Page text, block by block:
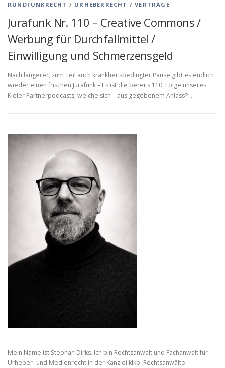
RUNDFUNKRECHT / URHEBERRECHT /VERTRÄGE
Jurafunk Nr. 110 – Creative Commons /
Werbung für Durchfallmittel /
Einwilligung und Schmerzensgeld
Nach längerer, zum Teil auch krankheitsbedingter Pause gibt es endlich
wieder einen frischen Jurafunk – Es ist die bereits 110. Folge unseres
Kieler Partnerpodcasts, welche sich – aus gegebenem Anlass? …
Mein Name ist Stephan Dirks. Ich bin Rechtsanwalt und Fachanwalt für
Urheber- und Medienrecht in der Kanzlei klkb. Rechtsanwälte.